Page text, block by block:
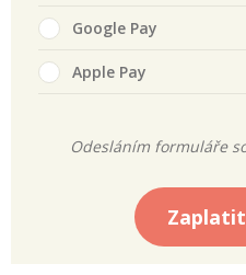
Google Pay
Apple Pay
Odesláním formuláře
Zaplatit